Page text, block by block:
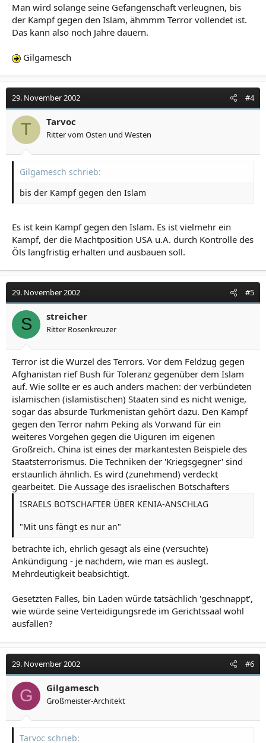
Man wird solange seine Gefangenschaft verleugnen, bis
der Kampf gegen den Islam, ähmmm Terror vollendet ist.
Das kann also noch Jahre dauern.
Gilgamesch
29. November 2002 #4
T Tarvoc
Ritter vom Osten und Westen
Gilgamesch schrieb:
bis der Kampf gegen den Islam
Es ist kein Kampf gegen den Islam. Es ist vielmehr ein
Kampf, der die Machtposition USA u.A. durch Kontrolle des
Öls langfristig erhalten und ausbauen soll.
29. November 2002 #5
S streicher
Ritter Rosenkreuzer
Terror ist die Wurzel des Terrors. Vor dem Feldzug gegen
Afghanistan rief Bush für Toleranz gegenüber dem Islam
auf. Wie sollte er es auch anders machen: der verbündeten
islamischen (islamistischen) Staaten sind es nicht wenige,
sogar das absurde Turkmenistan gehört dazu. Den Kampf
gegen den Terror nahm Peking als Vorwand für ein
weiteres Vorgehen gegen die Uiguren im eigenen
Großreich. China ist eines der markantesten Beispiele des
Staatsterrorismus. Die Techniken der 'Kriegsgegner' sind
erstaunlich ähnlich. Es wird (zunehmend) verdeckt
gearbeitet. Die Aussage des israelischen Botschafters
ISRAELS BOTSCHAFTER ÜBER KENIA-ANSCHLAG
"Mit uns fängt es nur an"
betrachte ich, ehrlich gesagt als eine (versuchte)
Ankündigung - je nachdem, wie man es auslegt.
Mehrdeutigkeit beabsichtigt.
Gesetzten Falles, bin Laden würde tatsächlich 'geschnappt',
wie würde seine Verteidigungsrede im Gerichtssaal wohl
ausfallen?
29. November 2002 #6
G Gilgamesch
Großmeister-Architekt
Tarvoc schrieb: